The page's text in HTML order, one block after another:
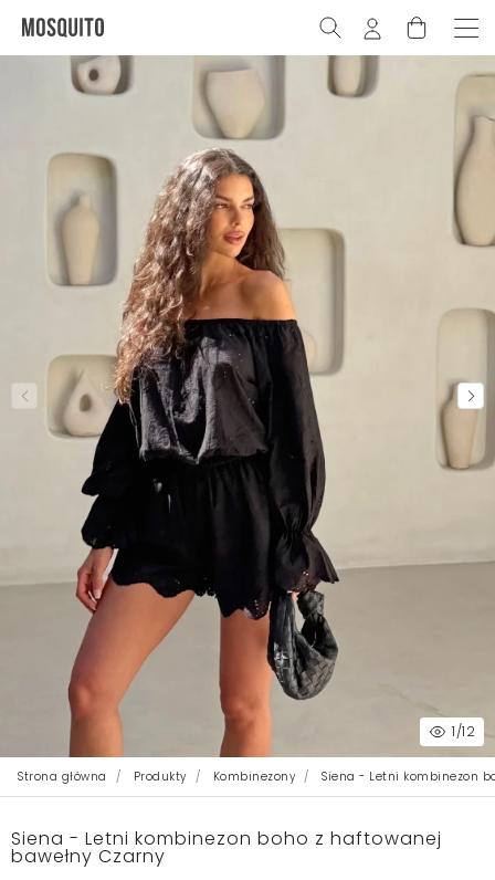
1/12
Strona główna Produkty Kombinezony Siena - Letni kombinezon
Siena - Letni kombinezon boho z haftowanej
bawełny Czarny